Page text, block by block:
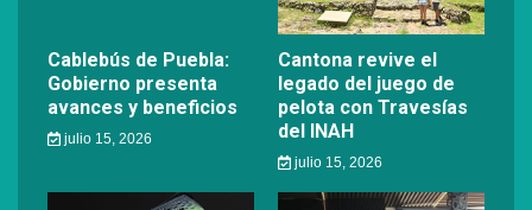
Cablebús de Puebla:
Gobierno presenta
avances y beneficios
julio 15, 2026
Cantona revive el
legado del juego de
pelota con Travesías
del INAH
julio 15, 2026